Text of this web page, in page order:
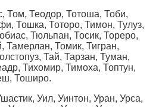
Том, Теодор, Тотоша, Тоби,
Тошка, Тоторо, Тимон, Тулуз,
Тюльпан, Тосик, Тореро,
Тамерлан, Томик, Тигран,
Тай, Тарзан, Туман,
Тихомир, Тимоха, Топтун,
Тоширо.
Уил, Уинтон, Уран, Урса,